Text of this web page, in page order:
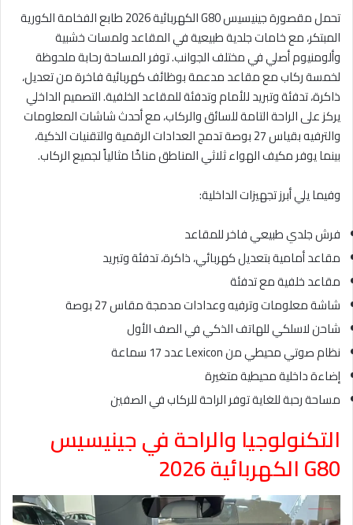
تحمل مقصورة جينيسيس G80 الكهربائية 2026 طابع الفخامة الكورية
المبتكر، مع خامات جلدية طبيعية في المقاعد ولمسات خشبية
وألومنيوم أصلي في مختلف الجوانب. توفر المساحة رحابة ملحوظة
لخمسة ركاب مع مقاعد مدعمة بوظائف كهربائية فاخرة من تعديل،
ذاكرة، تدفئة وتبريد للأمام وتدفئة للمقاعد الخلفية. التصميم الداخلي
يركز على الراحة التامة للسائق والركاب، مع أحدث شاشات المعلومات
والترفيه بقياس 27 بوصة تدمج العدادات الرقمية والتقنيات الذكية،
بينما يوفر مكيف الهواء ثلاثي المناطق مناخًا مثالياً لجميع الركاب.
وفيما يلي أبرز تجهيزات الداخلية:
فرش جلدي طبيعي فاخر للمقاعد
مقاعد أمامية بتعديل كهربائي، ذاكرة، تدفئة وتبريد
مقاعد خلفية مع تدفئة
شاشة معلومات وترفيه وعدادات مدمجة مقاس 27 بوصة
شاحن لاسلكي للهاتف الذكي في الصف الأول
نظام صوتي محيطي من Lexicon عدد 17 سماعة
إضاءة داخلية محيطية متغيرة
مساحة رحبة للغاية توفر الراحة للركاب في الصفين
التكنولوجيا والراحة في جينيسيس
G80 الكهربائية 2026